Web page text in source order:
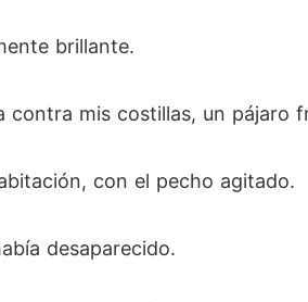
brillante.
contra mis costillas, un pájaro
con el pecho agitado.
desaparecido.